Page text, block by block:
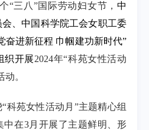
“三八”国际劳动妇女节， 中
、中国科学院工会女职工委
奋进新征程 巾帼建功新时代”
织开展2024年“科苑女性活动
。
科苑女性活动月”主题精心组
中在3月开展了主题鲜明、形